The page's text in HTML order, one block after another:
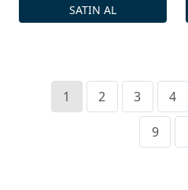
1 2 3 4
9